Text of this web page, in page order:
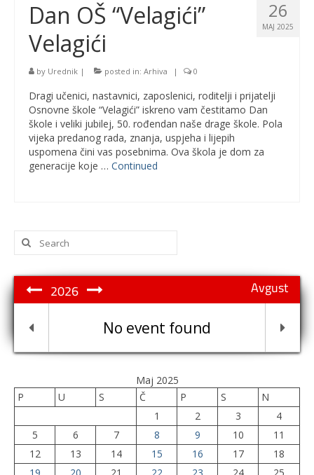
26
MAJ 2025
Dan OŠ “Velagići”
Velagići
by Urednik | posted in: Arhiva | 0
Dragi učenici, nastavnici, zaposlenici, roditelji i prijatelji
Osnovne škole “Velagići” iskreno vam čestitamo Dan
škole i veliki jubilej, 50. rođendan naše drage škole. Pola
vijeka predanog rada, znanja, uspjeha i lijepih
uspomena čini vas posebnima. Ova škola je dom za
generacije koje … Continued
Search
for:
Avgust
2026
No event found
Maj 2025
P
U S Č P S
N
1
2 3
4
5
6 7 8 9 10
11
12
13 14 15 16 17
18